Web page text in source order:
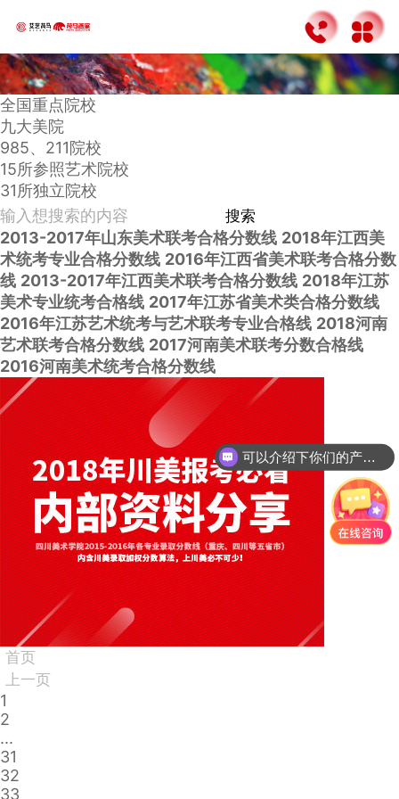
全国重点院校
九大美院
985、211院校
15所参照艺术院校
31所独立院校
搜索
2013-2017年山东美术联考合格分数线 2018年江西美
术统考专业合格分数线 2016年江西省美术联考合格分数
线 2013-2017年江西美术联考合格分数线 2018年江苏
美术专业统考合格线 2017年江苏省美术类合格分数线
2016年江苏艺术统考与艺术联考专业合格线 2018河南
艺术联考合格分数线 2017河南美术联考分数合格线
2016河南美术统考合格分数线
首页
上一页
1
2
...
31
32
33
可以介绍下你们的产品么？